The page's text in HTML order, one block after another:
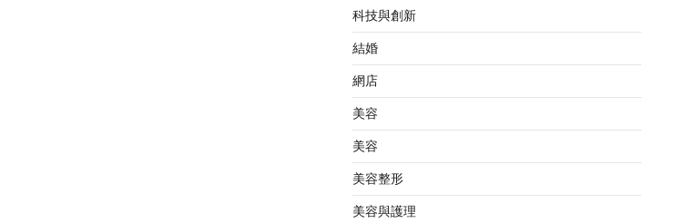
科技與創新
結婚
網店
美容
美容
美容整形
美容與護理